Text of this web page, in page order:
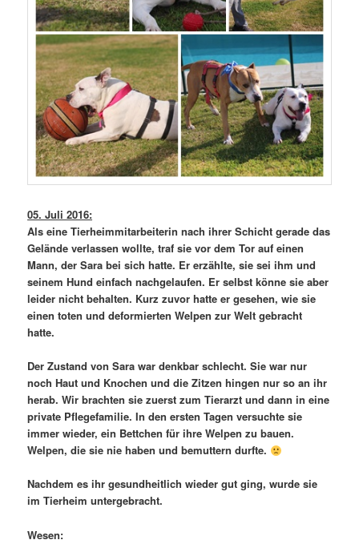
05. Juli 2016:
Als eine Tierheimmitarbeiterin nach ihrer Schicht gerade das
Gelände verlassen wollte, traf sie vor dem Tor auf einen
Mann, der Sara bei sich hatte. Er erzählte, sie sei ihm und
seinem Hund einfach nachgelaufen. Er selbst könne sie aber
leider nicht behalten. Kurz zuvor hatte er gesehen, wie sie
einen toten und deformierten Welpen zur Welt gebracht
hatte.
Der Zustand von Sara war denkbar schlecht. Sie war nur
noch Haut und Knochen und die Zitzen hingen nur so an ihr
herab. Wir brachten sie zuerst zum Tierarzt und dann in eine
private Pflegefamilie. In den ersten Tagen versuchte sie
immer wieder, ein Bettchen für ihre Welpen zu bauen.
Welpen, die sie nie haben und bemuttern durfte.
Nachdem es ihr gesundheitlich wieder gut ging, wurde sie
im Tierheim untergebracht.
Wesen: